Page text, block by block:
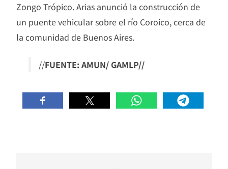
Zongo Trópico. Arias anunció la construcción de
un puente vehicular sobre el río Coroico, cerca de
la comunidad de Buenos Aires.
//FUENTE: AMUN/ GAMLP//